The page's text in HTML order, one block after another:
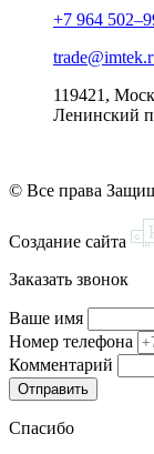
+7 964
119421,
Ленинский
© Все права
Создание сайта
Заказать звонок
Ваше имя
Номер телефона
Комментарий
Спасибо